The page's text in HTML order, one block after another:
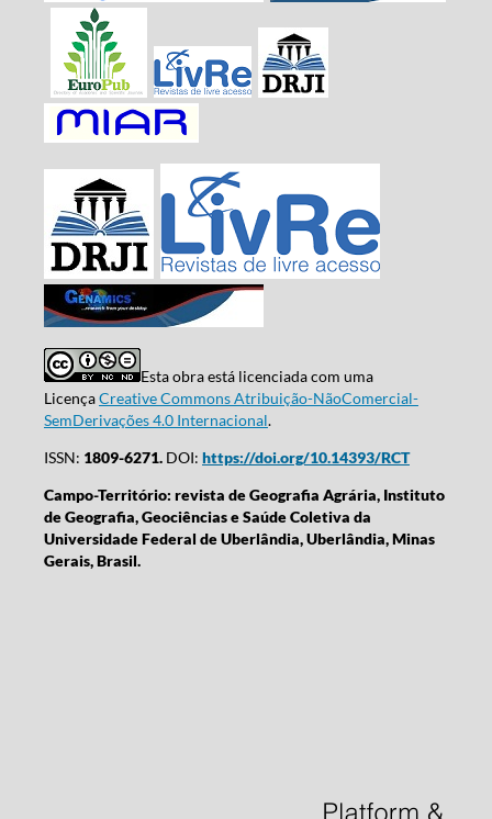
Esta obra está licenciada com uma
LicençaCreative Commons Atribuição-NãoComercial-
SemDerivações 4.0 Internacional.
ISSN: 1809-6271.DOI: https://doi.org/10.14393/RCT
Campo-Território: revista de Geografia Agrária, Instituto
de Geografia, Geociências e Saúde Coletiva da
Universidade Federal de Uberlândia, Uberlândia, Minas
Gerais, Brasil.